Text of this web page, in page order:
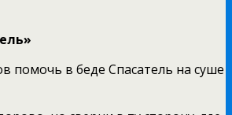
помочь в беде Спасатель на суше